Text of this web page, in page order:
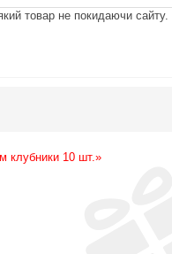
товар не покидаючи сайту.
клубники 10 шт.»